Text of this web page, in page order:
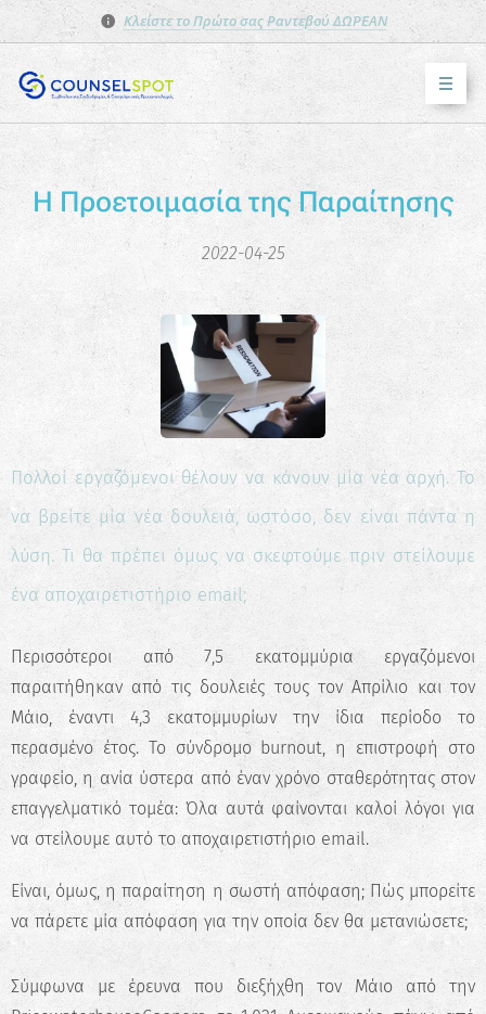
Κλείστε το Πρώτο σας Ραντεβού ΔΩΡΕΑΝ
Η Προετοιμασία της Παραίτησης
2022-04-25
Πολλοί εργαζόμενοι θέλουν να κάνουν μία νέα αρχή. Το
να βρείτε μία νέα δουλειά, ωστόσο, δεν είναι πάντα η
λύση. Τι θα πρέπει όμως να σκεφτούμε πριν στείλουμε
ένα αποχαιρετιστήριο email;
Περισσότεροι από 7,5 εκατομμύρια εργαζόμενοι
παραιτήθηκαν από τις δουλειές τους τον Απρίλιο και τον
Μάιο, έναντι 4,3 εκατομμυρίων την ίδια περίοδο το
περασμένο έτος. Το σύνδρομο burnout, η επιστροφή στο
γραφείο, η ανία ύστερα από έναν χρόνο σταθερότητας στον
επαγγελματικό τομέα: Όλα αυτά φαίνονται καλοί λόγοι για
να στείλουμε αυτό το αποχαιρετιστήριο email.
Είναι, όμως, η παραίτηση η σωστή απόφαση; Πώς μπορείτε
να πάρετε μία απόφαση για την οποία δεν θα μετανιώσετε;
Σύμφωνα με έρευνα που διεξήχθη τον Μάιο από την